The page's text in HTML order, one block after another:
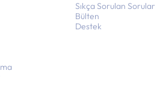
Sıkça Sorulan Sorular
Bülten
Destek